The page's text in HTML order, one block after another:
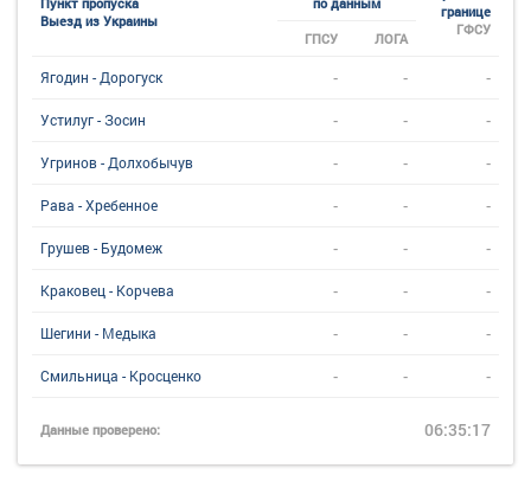
Выезд из Украины
границе
ГФСУ
ГПСУ ЛОГА
Ягодин - Дорогуск - - -
Устилуг - Зосин - - -
Угринов - Долхобычув - - -
Рава - Хребенное - - -
Грушев - Будомеж - - -
Краковец - Корчева - - -
Шегини - Медыка - - -
Смильница - Кросценко - - -
Данные проверено: 06:35:17